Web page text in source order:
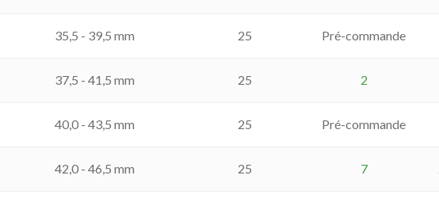
35,5 - 39,5 mm 25 Pré-commande
37,5 - 41,5 mm 25 2
40,0 - 43,5 mm 25 Pré-commande
42,0 - 46,5 mm 25 7